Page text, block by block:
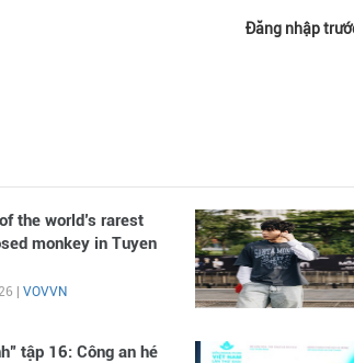
Đăng nhập
the world’s rarest
monkey in Tuyen
| VOVVN
tập 16: Công an hé